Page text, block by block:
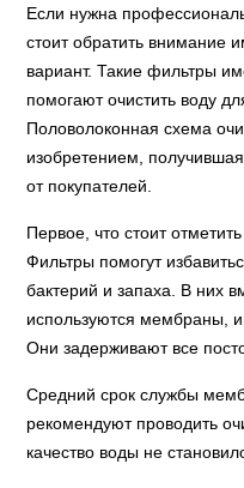
Если нужна
стоит обратить внимание
вариант. Такие фильтры
помогают очистить воду
Половолоконная схема
изобретением,
от покупателей.
Первое, что стоит
Фильтры помогут
бактерий и запаха. В них
используются мембраны,
Они задерживают все
Средний срок службы
рекомендуют проводить
качество воды не